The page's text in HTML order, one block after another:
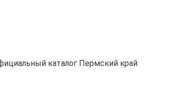
каталог Пермский край